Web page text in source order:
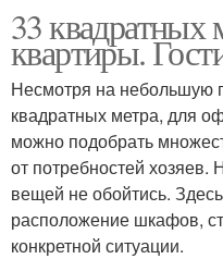
33 квадратных
квартиры.
Несмотря на небольшую
квадратных метра, для
можно подобрать
от потребностей
вещей не обойтись.
расположение шкафов,
конкретной ситуации.